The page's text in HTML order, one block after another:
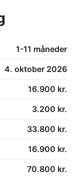
1-11 måneder
4. oktober 2026
16.900 kr.
3.200 kr.
33.800 kr.
16.900 kr.
70.800 kr.